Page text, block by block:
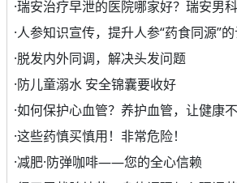
·瑞安治疗早泄的医院哪家好？瑞安男
·人参知识宣传，提升人参“药食同源”
·脱发内外同调，解决头发问题
·防儿童溺水 安全锦囊要收好
·如何保护心血管？养护血管，让健康不
·这些药慎买慎用！非常危险！
·减肥·防弹咖啡——您的全心信赖